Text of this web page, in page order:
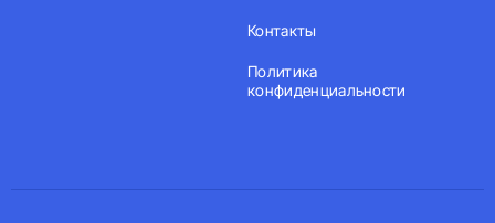
Контакты
Политика
конфиденциальности